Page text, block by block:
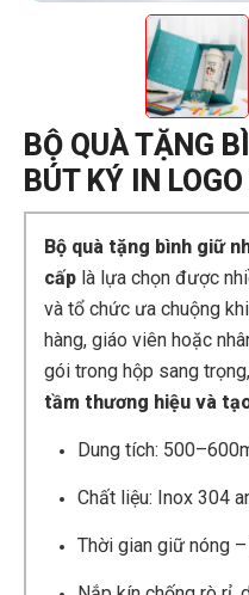
BỘ QUÀ TẶNG
BÚT KÝ IN
Bộ quà tặng bình giữ
cấp là lựa chọn được
và tổ chức ưa chuộng
hàng, giáo viên hoặc
gói trong hộp sang
tầm thương hiệu và
Dung tích:
Chất liệu: Inox 304
Thời gian giữ nóng